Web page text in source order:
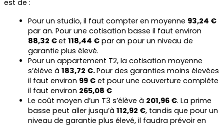
est de :
Pour un studio, il faut compter en moyenne 93,24 €
88,32 € et 118,44 € par an pour un niveau de
garantie plus élevé.
Pour un appartement T2, la cotisation moyenne
s’élève à 183,72 €. Pour des garanties moins élevées
il faut environ 99 € et pour une couverture complète
il faut environ 265,08 €
Le coût moyen d’un T3 s’élève à 201,96 €. La prime
basse peut aller jusqu’à 112,92 €, tandis que pour un
niveau de garantie plus élevé, il faudra prévoir en